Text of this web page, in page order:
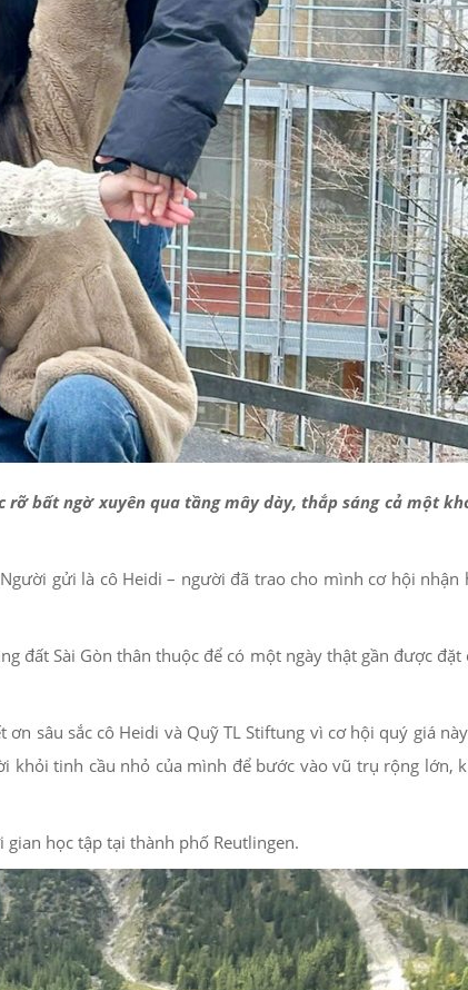
bất ngờ xuyên qua tầng mây dày, thắp sáng cả một
gửi là cô Heidi – người đã trao cho mình cơ hội nhận
đất Sài Gòn thân thuộc để có một ngày thật gần được đặt
sâu sắc cô Heidi và Quỹ TL Stiftung vì cơ hội quý giá
khỏi tinh cầu nhỏ của mình để bước vào vũ trụ rộng lớn,
học tập tại thành phố Reutlingen.